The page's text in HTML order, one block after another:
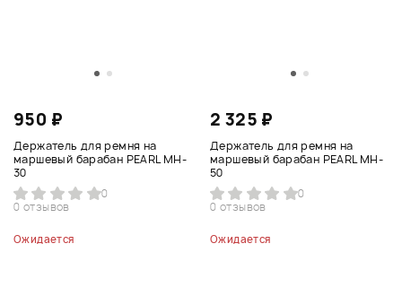
950 ₽
Держатель для ремня на
маршевый барабан PEARL MH-
30
0
0 отзывов
Ожидается
2 325 ₽
Держатель для ремня на
маршевый барабан PEARL MH-
50
0
0 отзывов
Ожидается